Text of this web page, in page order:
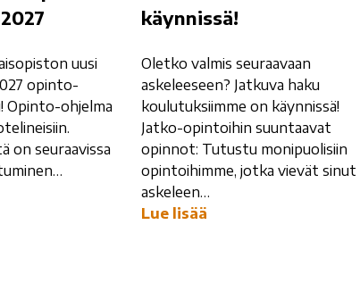
uusi
opinto-
Opinto-ohjelma
on seuraavissa
käynnissä!
Oletko valmis seuraavaan
askeleeseen? Jatkuva haku
koulutuksiimme on käynnissä!
Jatko-opintoihin suuntaavat
opinnot: Tutustu monipuolisiin
opintoihimme, jotka vievät sinut
askeleen…
Lue lisää